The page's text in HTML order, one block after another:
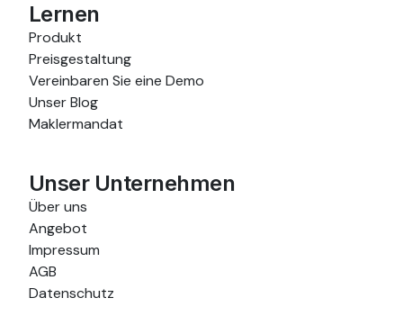
Lernen
Produkt
Preisgestaltung
Vereinbaren Sie eine Demo
Unser Blog
Maklermandat
Unser Unternehmen
Über uns
Angebot
Impressum
AGB
Datenschutz